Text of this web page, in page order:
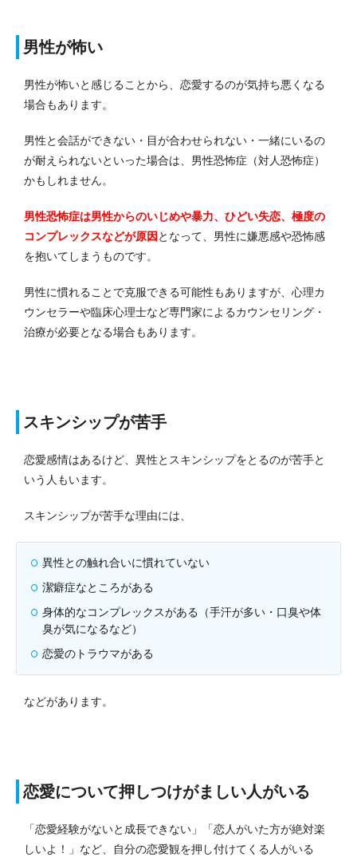
男性が怖い
男性が怖いと感じることから、恋愛するのが気持ち悪くなる
場合もあります。
男性と会話ができない・目が合わせられない・一緒にいるの
が耐えられないといった場合は、男性恐怖症（対人恐怖症）
かもしれません。
男性恐怖症は男性からのいじめや暴力、ひどい失恋、極度の
コンプレックスなどが原因 となって、男性に嫌悪感や恐怖感
を抱いてしまうものです。
男性に慣れることで克服できる可能性もありますが、心理カ
ウンセラーや臨床心理士など専門家によるカウンセリング・
治療が必要となる場合もあります。
スキンシップが苦手
恋愛感情はあるけど、異性とスキンシップをとるのが苦手と
いう人もいます。
スキンシップが苦手な理由には、
異性との触れ合いに慣れていない
潔癖症なところがある
身体的なコンプレックスがある（手汗が多い・口臭や体
臭が気になるなど）
恋愛のトラウマがある
などがあります。
恋愛について押しつけがましい人がいる
「恋愛経験がないと成長できない」「恋人がいた方が絶対楽
しいよ！」など、自分の恋愛観を押し付けてくる人がいる